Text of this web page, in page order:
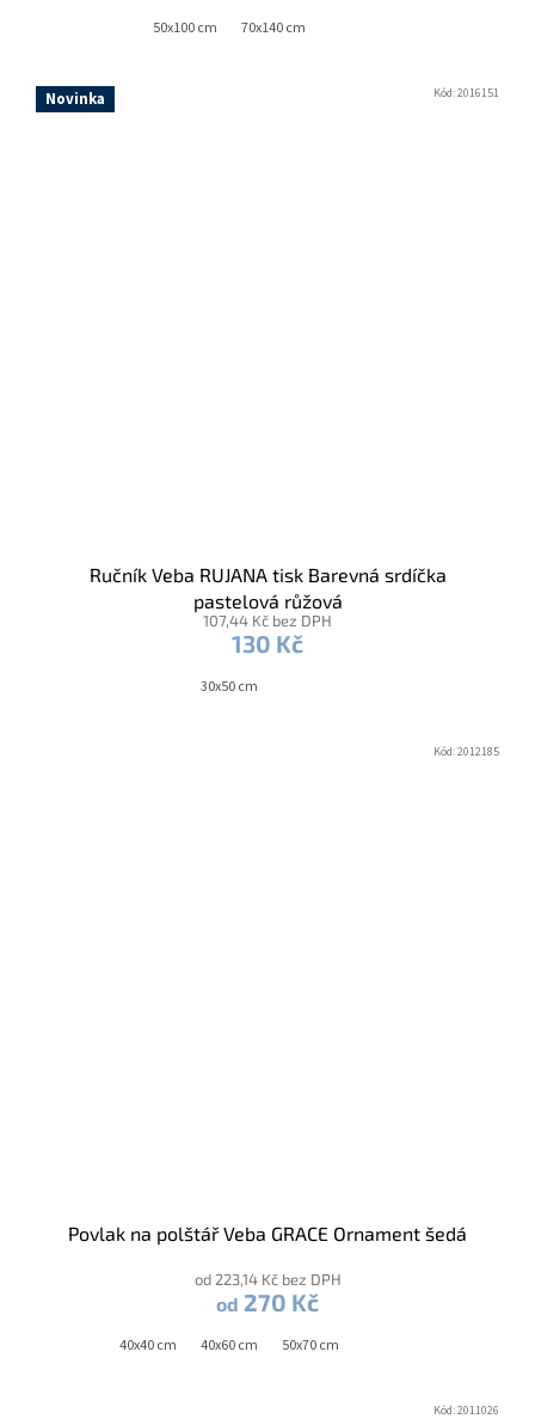
50x100 cm 70x140 cm
Novinka
Ručník Veba RUJANA tisk Barevná srdíčka
pastelová růžová
107,44 Kč bez DPH
130 Kč
30x50 cm
Kód:2016151
Povlak na polštář Veba GRACE Ornament šedá
od 223,14 Kč bez DPH
od 270 Kč
40x40 cm 40x60 cm 50x70 cm
Kód:2012185
Kód:2011026